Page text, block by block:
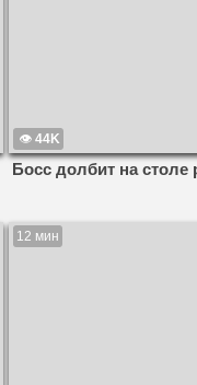
44K
Босс долбит на
12 мин